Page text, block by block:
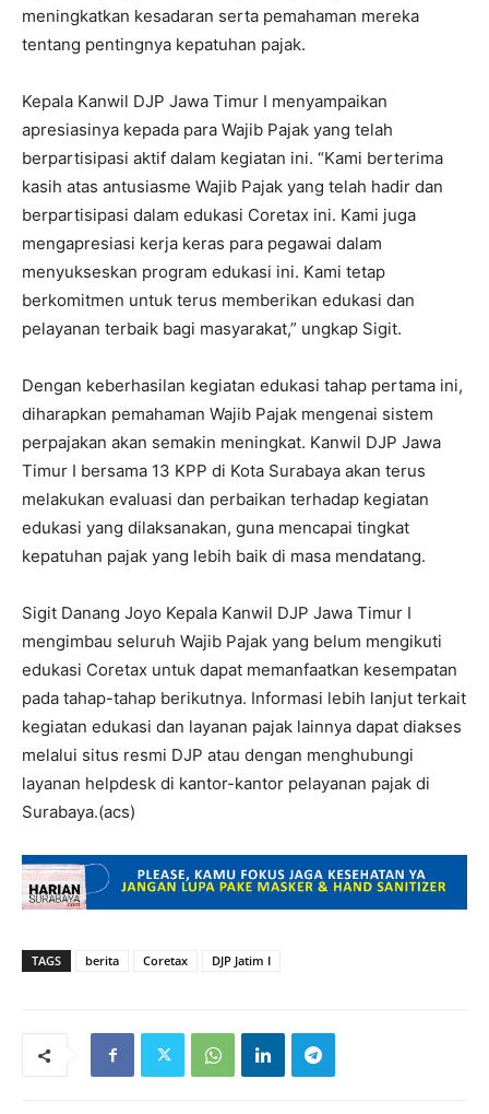
meningkatkan kesadaran serta pemahaman mereka
tentang pentingnya kepatuhan pajak.
Kepala Kanwil DJP Jawa Timur I menyampaikan
apresiasinya kepada para Wajib Pajak yang telah
berpartisipasi aktif dalam kegiatan ini. “Kami berterima
kasih atas antusiasme Wajib Pajak yang telah hadir dan
berpartisipasi dalam edukasi Coretax ini. Kami juga
mengapresiasi kerja keras para pegawai dalam
menyukseskan program edukasi ini. Kami tetap
berkomitmen untuk terus memberikan edukasi dan
pelayanan terbaik bagi masyarakat,” ungkap Sigit.
Dengan keberhasilan kegiatan edukasi tahap pertama ini,
diharapkan pemahaman Wajib Pajak mengenai sistem
perpajakan akan semakin meningkat. Kanwil DJP Jawa
Timur I bersama 13 KPP di Kota Surabaya akan terus
melakukan evaluasi dan perbaikan terhadap kegiatan
edukasi yang dilaksanakan, guna mencapai tingkat
kepatuhan pajak yang lebih baik di masa mendatang.
Sigit Danang Joyo Kepala Kanwil DJP Jawa Timur I
mengimbau seluruh Wajib Pajak yang belum mengikuti
edukasi Coretax untuk dapat memanfaatkan kesempatan
pada tahap-tahap berikutnya. Informasi lebih lanjut terkait
kegiatan edukasi dan layanan pajak lainnya dapat diakses
melalui situs resmi DJP atau dengan menghubungi
layanan helpdesk di kantor-kantor pelayanan pajak di
Surabaya.(acs)
TAGS berita Coretax DJP Jatim I